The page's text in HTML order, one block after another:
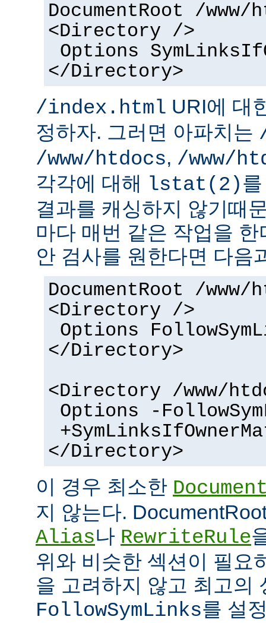
DocumentRoot /www/
<Directory />
Options
</Directory>
/index.html URI에 대
정하자. 그러면 아파치는
/www/htdocs, /www/
각각에 대해
lstat(2)
결과를 캐싱하지 않기때
마다 매번 같은 작업을
안 검사를 원한다면 다음
DocumentRoot /www/
<Directory />
Options
</Directory>
<Directory /www/
Options -
</Directory>
이 경우 최소한
지 않는다.
Alias나 RewriteRule
위와 비슷한 섹션이 필요
을 고려하지 않고 최고의
FollowSymLinks를 설